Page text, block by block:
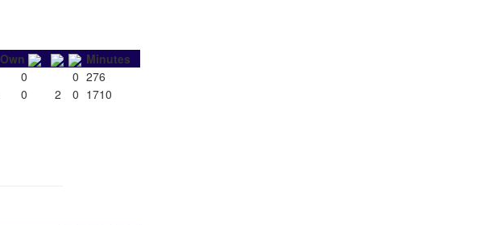
Own
Minutes
0 0 276
0 2 0 1710